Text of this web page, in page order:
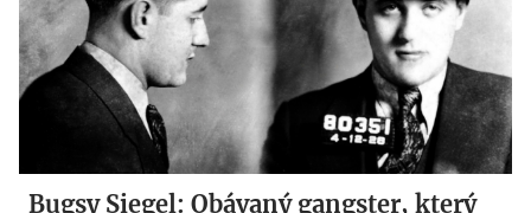
Bugsy Siegel: Obávaný gangster, který